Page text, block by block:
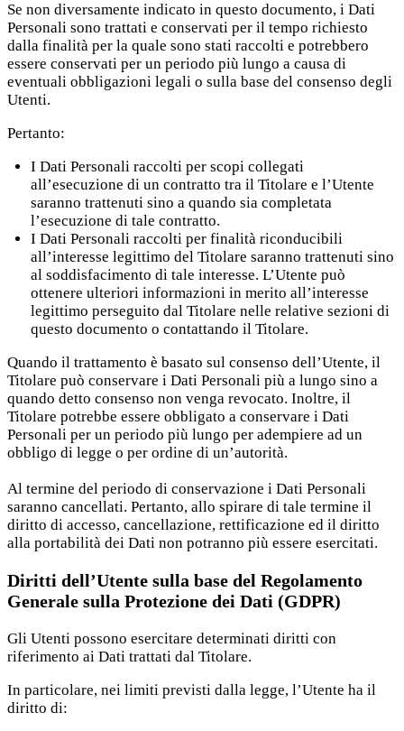
Se non diversamente indicato in questo documento, i Dati
Personali sono trattati e conservati per il tempo richiesto
dalla finalità per la quale sono stati raccolti e potrebbero
essere conservati per un periodo più lungo a causa di
eventuali obbligazioni legali o sulla base del consenso degli
Utenti.
Pertanto:
I Dati Personali raccolti per scopi collegati
all’esecuzione di un contratto tra il Titolare e l’Utente
saranno trattenuti sino a quando sia completata
l’esecuzione di tale contratto.
I Dati Personali raccolti per finalità riconducibili
all’interesse legittimo del Titolare saranno trattenuti sino
al soddisfacimento di tale interesse. L’Utente può
ottenere ulteriori informazioni in merito all’interesse
legittimo perseguito dal Titolare nelle relative sezioni di
questo documento o contattando il Titolare.
Quando il trattamento è basato sul consenso dell’Utente, il
Titolare può conservare i Dati Personali più a lungo sino a
quando detto consenso non venga revocato. Inoltre, il
Titolare potrebbe essere obbligato a conservare i Dati
Personali per un periodo più lungo per adempiere ad un
obbligo di legge o per ordine di un’autorità.
Al termine del periodo di conservazione i Dati Personali
saranno cancellati. Pertanto, allo spirare di tale termine il
diritto di accesso, cancellazione, rettificazione ed il diritto
alla portabilità dei Dati non potranno più essere esercitati.
Diritti dell’Utente sulla base del Regolamento
Generale sulla Protezione dei Dati (GDPR)
Gli Utenti possono esercitare determinati diritti con
riferimento ai Dati trattati dal Titolare.
In particolare, nei limiti previsti dalla legge, l’Utente ha il
diritto di: